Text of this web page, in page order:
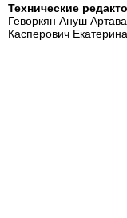
Технические
Геворкян Ануш
Касперович